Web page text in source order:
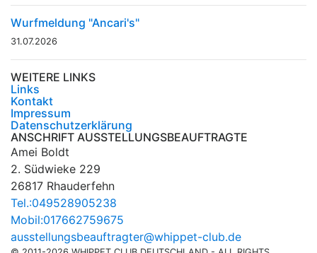
Wurfmeldung "Ancari's"
31.07.2026
WEITERE LINKS
Links
Kontakt
Impressum
Datenschutzerklärung
ANSCHRIFT AUSSTELLUNGSBEAUFTRAGTE
Amei Boldt
2. Südwieke 229
26817 Rhauderfehn
Tel.:049528905238
Mobil:017662759675
ausstellungsbeauftragter@whippet-club.de